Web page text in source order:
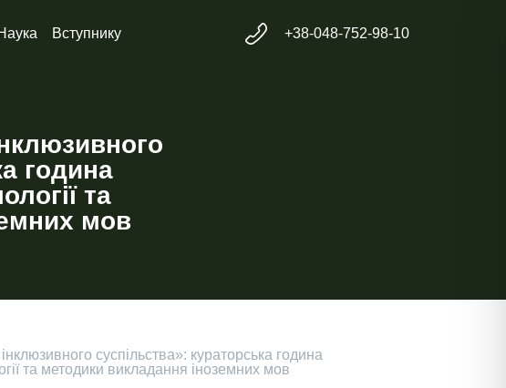
Вступнику +38-048-752-98-10
година
та
мов
суспільства»: кураторська година
та методики викладання іноземних мов